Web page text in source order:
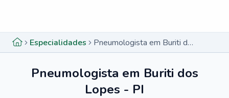
Especialidades Pneumologista em Buriti dos Lopes - PI
Pneumologista em Buriti dos
Lopes - PI